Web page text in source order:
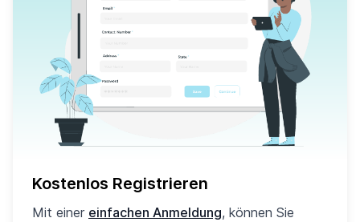
Kostenlos Registrieren
Mit einer einfachen Anmeldung, können Sie